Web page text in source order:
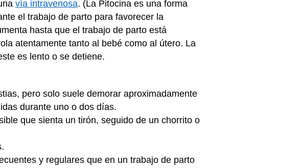
vía intravenosa. (La Pitocina es una forma
el trabajo de parto para favorecer la
hasta que el trabajo de parto está
atentamente tanto al bebé como al útero. La
es lento o se detiene.
pero solo suele demorar aproximadamente
durante uno o dos días.
que sienta un tirón, seguido de un chorrito o
y regulares que en un trabajo de parto